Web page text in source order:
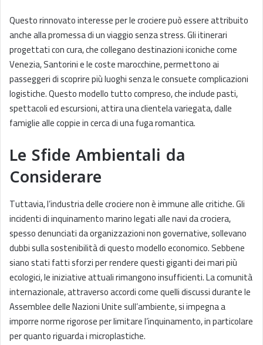
Questo rinnovato interesse per le crociere può essere attribuito
anche alla promessa di un viaggio senza stress. Gli itinerari
progettati con cura, che collegano destinazioni iconiche come
Venezia, Santorini e le coste marocchine, permettono ai
passeggeri di scoprire più luoghi senza le consuete complicazioni
logistiche. Questo modello tutto compreso, che include pasti,
spettacoli ed escursioni, attira una clientela variegata, dalle
famiglie alle coppie in cerca di una fuga romantica.
Le Sfide Ambientali da
Considerare
Tuttavia, l’industria delle crociere non è immune alle critiche. Gli
incidenti di inquinamento marino legati alle navi da crociera,
spesso denunciati da organizzazioni non governative, sollevano
dubbi sulla sostenibilità di questo modello economico. Sebbene
siano stati fatti sforzi per rendere questi giganti dei mari più
ecologici, le iniziative attuali rimangono insufficienti. La comunità
internazionale, attraverso accordi come quelli discussi durante le
Assemblee delle Nazioni Unite sull’ambiente, si impegna a
imporre norme rigorose per limitare l’inquinamento, in particolare
per quanto riguarda i microplastiche.